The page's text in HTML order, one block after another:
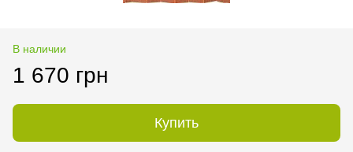
В наличии
1 670 грн
Купить